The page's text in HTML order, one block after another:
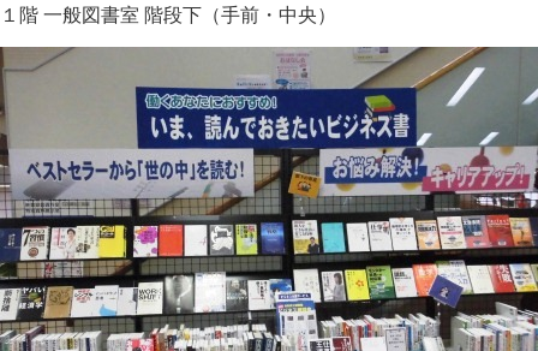
１階 一般図書室 階段下（手前・中央）